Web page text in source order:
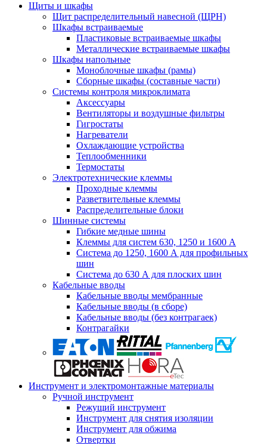
Щиты и шкафы
Щит распределительный навесной (ЩРН)
Шкафы встраиваемые
Пластиковые встраиваемые шкафы
Металлические встраиваемые шкафы
Шкафы напольные
Моноблочные шкафы (рамы)
Сборные шкафы (составные части)
Системы контроля микроклимата
Аксессуары
Вентиляторы и воздушные фильтры
Гигростаты
Нагреватели
Охлаждающие устройства
Теплообменники
Термостаты
Электротехнические клеммы
Проходные клеммы
Разветвительные клеммы
Распределительные блоки
Шинные системы
Гибкие медные шины
Клеммы для систем 630, 1250 и 1600 А
Система до 1250, 1600 А для профильных
шин
Система до 630 А для плоских шин
Кабельные вводы
Кабельные вводы мембранные
Кабельные вводы (в сборе)
Кабельные вводы (без контрагаек)
Контрагайки
Инструмент и электромонтажные материалы
Ручной инструмент
Режущий инструмент
Инструмент для снятия изоляции
Инструмент для обжима
Отвертки